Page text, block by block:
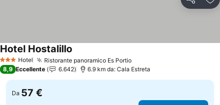
Condividi
3 StelleHotel Ristorante panoramico Es PortioScopri i prezzi
Hotel Hostalillo
8,9 Eccellente 6.642 6.9 km da: Cala Estreta
Da 57 €